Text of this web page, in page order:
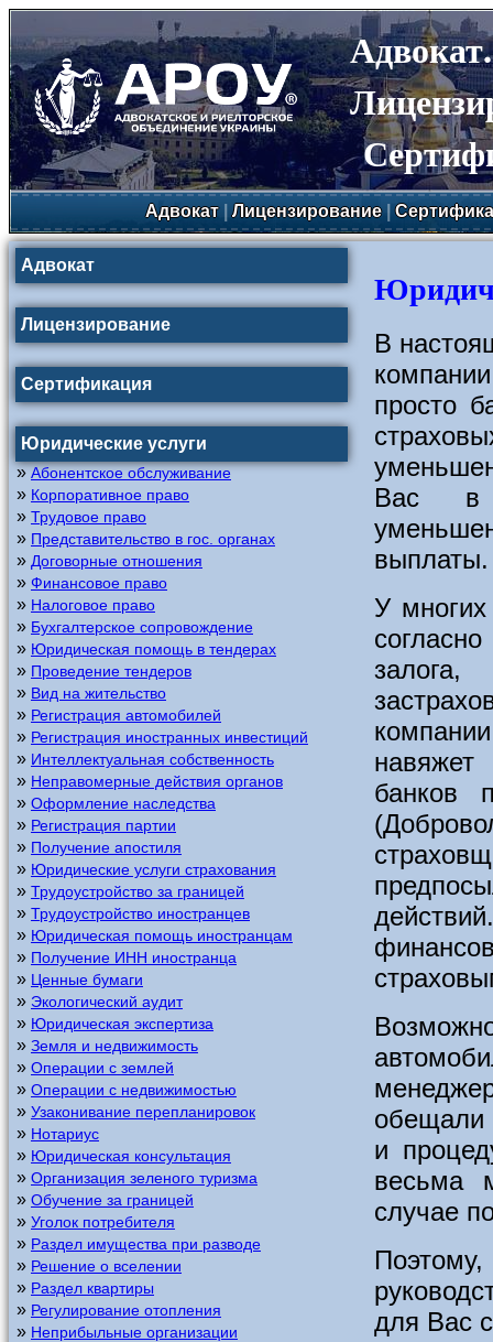
Адвокат|Лицензирование|
Адвокат
Лицензирование
Сертификация
Юридические услуги
»Абонентское обслуживание
» Корпоративное право
» Трудовое право
» Представительство в гос. органах
» Договорные отношения
» Финансовое право
» Налоговое право
» Бухгалтерское сопровождение
» Юридическая помощь в тендерах
» Проведение тендеров
» Вид на жительство
» Регистрация автомобилей
» Регистрация иностранных инвестиций
» Интеллектуальная собственность
» Неправомерные действия органов
» Оформление наследства
» Регистрация партии
» Получение апостиля
» Юридические услуги страхования
» Трудоустройство за границей
» Трудоустройство иностранцев
» Юридическая помощь иностранцам
» Получение ИНН иностранца
» Ценные бумаги
» Экологический аудит
» Юридическая экспертиза
» Земля и недвижимость
» Операции с землей
» Операции с недвижимостью
» Узаконивание перепланировок
» Нотариус
» Юридическая консультация
» Организация зеленого туризма
» Обучение за границей
» Уголок потребителя
» Раздел имущества при разводе
» Решение о вселении
» Раздел квартиры
» Регулирование отопления
» Неприбыльные организации
В
просто
Вас в
выплаты.
У
банков
обещали
и
весьма
случае
для Вас